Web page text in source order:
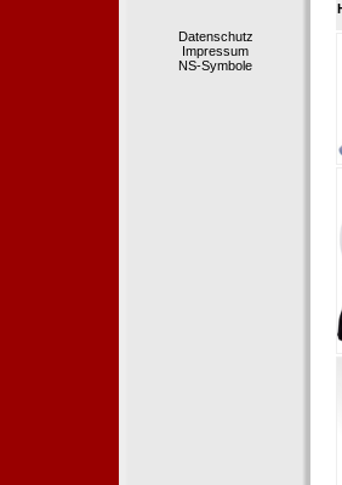
Datenschutz
Impressum
NS-Symbole